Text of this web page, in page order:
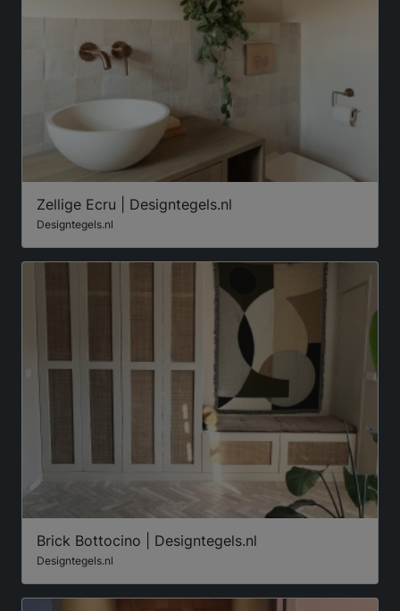
Zellige Ecru | Designtegels.nl
Designtegels.nl
Brick Bottocino | Designtegels.nl
Designtegels.nl